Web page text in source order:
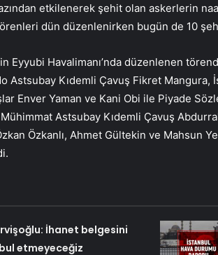
etkilenerek şehit olan askerlerin
dün düzenlenirken bugün de 10
Eyyubi Havalimanı’nda düzenlenen
Astsubay Kıdemli Çavuş Fikret Mangura,
Enver Yaman ve Kani Obi ile Piyade
Astsubay Kıdemli Çavuş
Özkanlı, Ahmet Gültekin ve Mahsun
İhanet belgesini
etmeyeceğiz